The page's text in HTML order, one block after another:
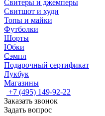
Свитеры и джемперы
Свитшот и худи
Топы и майки
Футболки
Шорты
Юбки
Сэмпл
Подарочный сертификат
Лукбук
Магазины
+7 (495) 149-92-22
Заказать звонок
Задать вопрос